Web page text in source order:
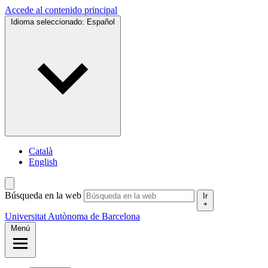
Accede al contenido principal
Idioma seleccionado: Español
Català
English
Búsqueda en la web Ir
Universitat Autònoma de Barcelona
Menú